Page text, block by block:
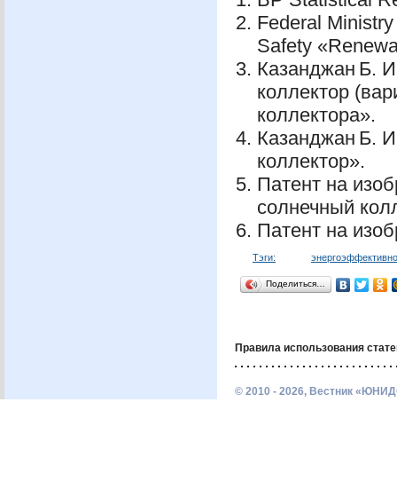
Federal
Safety
Казанджан Б.
коллектор
коллектора».
Казанджан Б.
коллектор».
Патент на
солнечный
Патент на
Тэги:
Поделиться…
Правила использования
© 2010 - 2026, Вестник